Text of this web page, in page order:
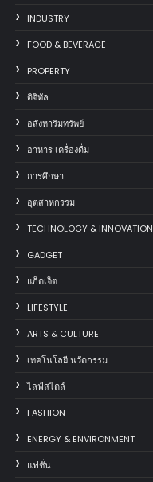
INDUSTRY
FOOD & BEVERAGE
PROPERTY
ดิจิทัล
อสังหาริมทรัพย์
อาหาร เครื่องดื่ม
การศึกษา
อุตสาหกรรม
TECHNOLOGY & INNOVATION
GADGET
แก็ตเจ็ต
LIFESTYLE
ARTS & CULTURE
เทคโนโลยี นวัตกรรม
ไลฟ์สไตล์
FASHION
ENERGY & ENVIRONMENT
แฟชั่น